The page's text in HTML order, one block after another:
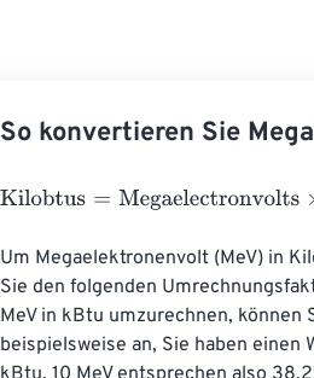
So konvertieren Sie
Kilobtus=Megaelectronvolts×
Um Megaelektronenvolt (MeV) in
Sie den folgenden
MeV in kBtu umzurechnen,
beispielsweise an, Sie haben